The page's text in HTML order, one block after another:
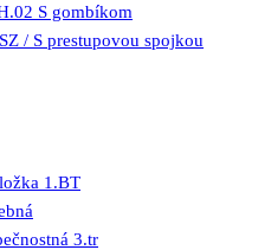
S gombíkom
/ S prestupovou spojkou
1.BT
3.tr